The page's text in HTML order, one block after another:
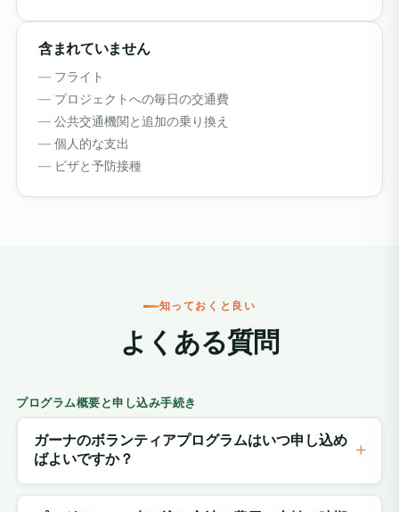
含まれていません
フライト
プロジェクトへの毎日の交通費
公共交通機関と追加の乗り換え
個人的な支出
ビザと予防接種
知っておくと良い
よくある質問
プログラム概要と申し込み手続き
ガーナのボランティアプログラムはいつ申し込め
ばよいですか？